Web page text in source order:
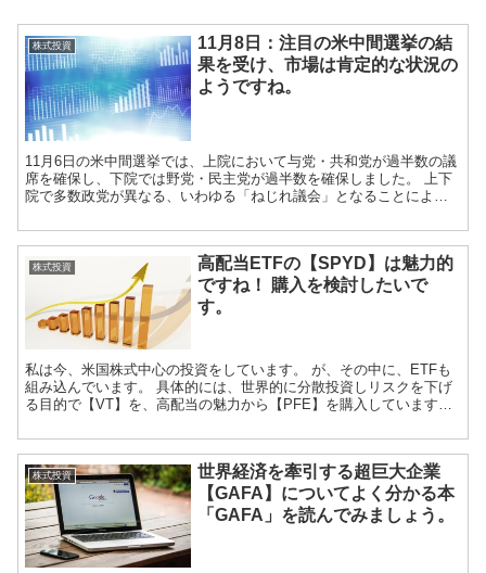
株式投資
11月8日：注目の米中間選挙の結
果を受け、市場は肯定的な状況の
ようですね。
11月6日の米中間選挙では、上院において与党・共和党が過半数の議
席を確保し、下院では野党・民主党が過半数を確保しました。 上下
院で多数政党が異なる、いわゆる「ねじれ議会」となることによ
株式投資
高配当ETFの【SPYD】は魅力的
ですね！ 購入を検討したいで
す。
私は今、米国株式中心の投資をしています。 が、その中に、ETFも
組み込んでいます。 具体的には、世界的に分散投資しリスクを下げ
る目的で【VT】を、高配当の魅力から【PFE】を購入しています。
株式投資
世界経済を牽引する超巨大企業
【GAFA】についてよく分かる本
「GAFA」を読んでみましょう。